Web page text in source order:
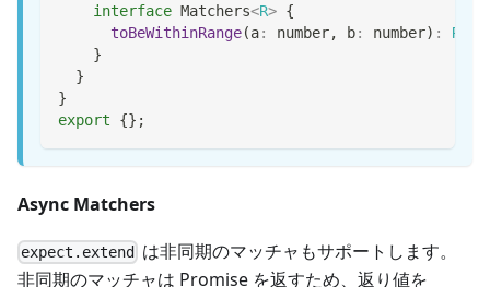
interface Matchers<R> {
toBeWithinRange(a: number, b: number) : R
}
}
}
export
{} ;
Async Matchers
expect.extend
は非同期のマッチャもサポートします。
非同期のマッチャは Promise を返すため、返り値を